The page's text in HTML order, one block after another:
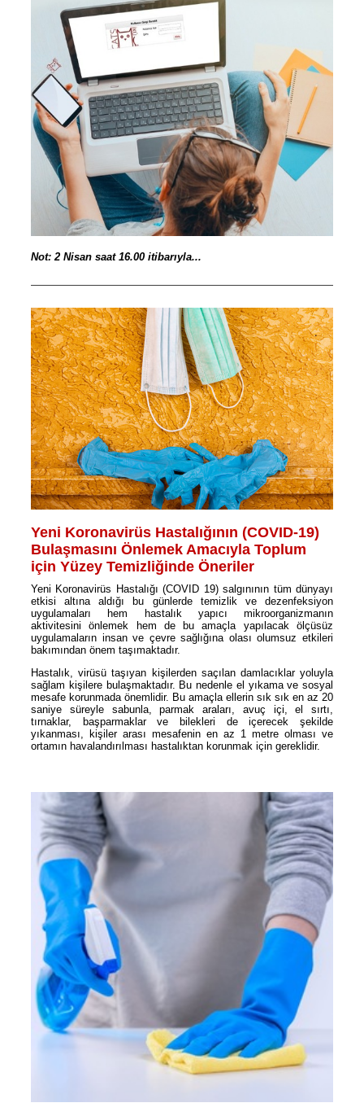
Not: 2 Nisan saat 16.00 itibarıyla...
Yeni Koronavirüs Hastalığının (COVID-19)
Bulaşmasını Önlemek Amacıyla Toplum
için Yüzey Temizliğinde Öneriler
Yeni Koronavirüs Hastalığı (COVID 19) salgınının tüm dünyayı
etkisi altına aldığı bu günlerde temizlik ve dezenfeksiyon
uygulamaları hem hastalık yapıcı mikroorganizmanın
aktivitesini önlemek hem de bu amaçla yapılacak ölçüsüz
uygulamaların insan ve çevre sağlığına olası olumsuz etkileri
bakımından önem taşımaktadır.
Hastalık, virüsü taşıyan kişilerden saçılan damlacıklar yoluyla
sağlam kişilere bulaşmaktadır. Bu nedenle el yıkama ve sosyal
mesafe korunmada önemlidir. Bu amaçla ellerin sık sık en az 20
saniye süreyle sabunla, parmak araları, avuç içi, el sırtı,
tırnaklar, başparmaklar ve bilekleri de içerecek şekilde
yıkanması, kişiler arası mesafenin en az 1 metre olması ve
ortamın havalandırılması hastalıktan korunmak için gereklidir.